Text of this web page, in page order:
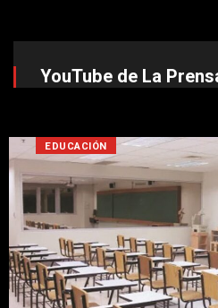
YouTube de La
EDUCACIÓN